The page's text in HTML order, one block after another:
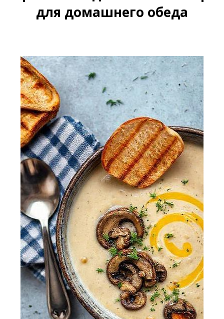
для домашнего обеда